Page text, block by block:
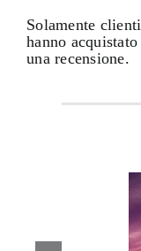
Solamente
hanno
una recensione.